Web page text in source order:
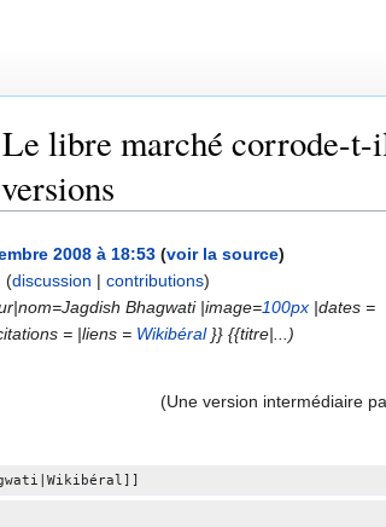
libre marché corrode-
2008 à 18:53 (voir la source)
(discussion | contributions)
Bhagwati |image=100px |dates =
= |liens = Wikibéral}} {{titre|...)
(Une version intermédiaire